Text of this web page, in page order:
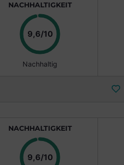
NACHHALTIGKEIT
9,6/10Punkte
Nachhaltig
NACHHALTIGKEIT
9,6/10Punkte